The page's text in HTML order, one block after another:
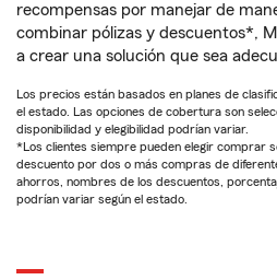
recompensas por manejar de
combinar pólizas y descuentos*,
a crear una solución que sea
Los precios están basados en planes de
el estado. Las opciones de cobertura son
disponibilidad y elegibilidad podrían variar.
*Los clientes siempre pueden elegir comprar
descuento por dos o más compras de
ahorros, nombres de los descuentos,
podrían variar según el estado.